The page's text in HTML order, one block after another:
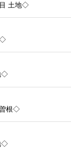
土地◇
◇
◇
根◇
◇